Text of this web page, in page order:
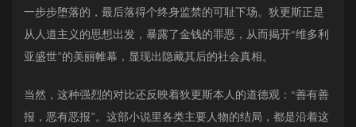
一步步堕落的，最后落得个终身监禁的可耻下场。狄更斯正是
从人道主义的思想出发，暴露了金钱的罪恶，从而揭开“维多利
亚盛世”的美丽帷幕，显现出隐藏其后的社会真相。
当然，这种强烈的对比还反映着狄更斯本人的道德观：“善有善
报，恶有恶报”。这部小说里各类主要人物的结局，都是沿着这